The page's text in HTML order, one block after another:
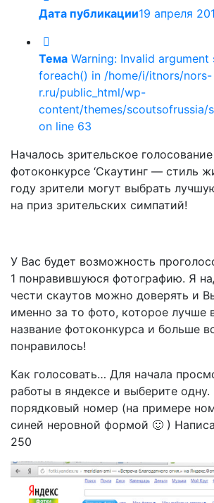
Дата публикации19 апреля
Тема Warning: Invalid
foreach() in /home/i/itnors/nors-
r.ru/public_html/wp-
content/themes/scoutsofrussia/
on line 63
Началось зрительское
фотоконкурсе ‘Скаутинг — стиль
году зрители могут выбрать
на приз зрительских симпатий!
У Вас будет возможность
1 понравившуюся фотографию. Я
чести скаутов можно доверять и
именно за то фото, которое лучше
название фотоконкурса и больше
понравилось!
Как голосовать… Для начала
работы в яндексе и выберите
порядковый номер (на примере
синей неровной формой 🙂 )
250